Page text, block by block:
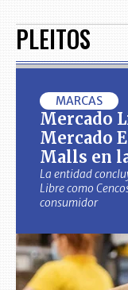
PLEITOS
MARCAS
Mercado
Mercado
Malls en
La entidad
Libre como
consumidor